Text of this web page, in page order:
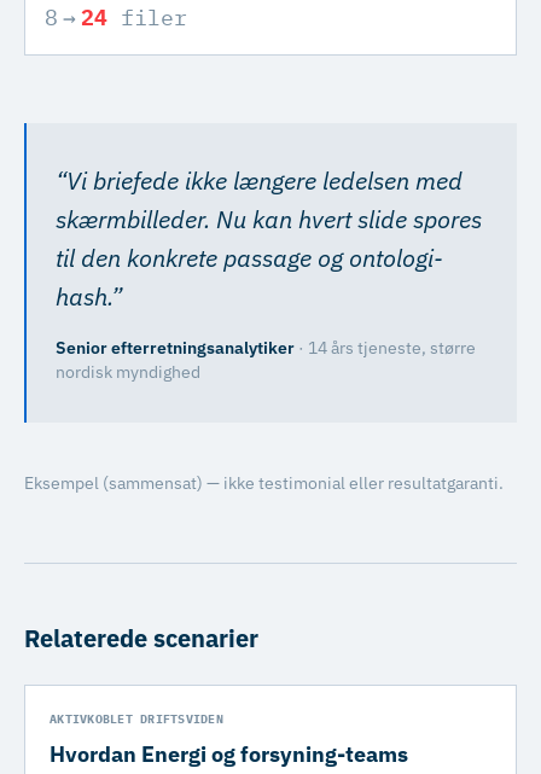
8 → 24 filer
“Vi briefede ikke længere ledelsen med
skærmbilleder. Nu kan hvert slide spores
til den konkrete passage og ontologi-
hash.”
Senior efterretningsanalytiker · 14 års tjeneste, større
nordisk myndighed
Eksempel (sammensat) — ikke testimonial eller resultatgaranti.
Relaterede scenarier
AKTIVKOBLET DRIFTSVIDEN
Hvordan Energi og forsyning-teams